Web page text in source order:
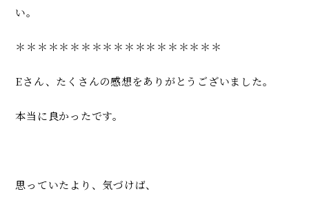
い。
＊＊＊＊＊＊＊＊＊＊＊＊＊＊＊＊＊＊＊
Eさん、たくさんの感想をありがとうございました。
本当に良かったです。
思っていたより、気づけば、